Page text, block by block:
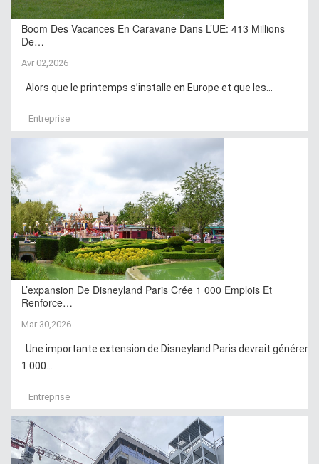
Boom Des Vacances En Caravane Dans L’UE: 413 Millions
De…
Avr 02,2026
Alors que le printemps s’installe en Europe et que les...
Entreprise
L’expansion De Disneyland Paris Crée 1 000 Emplois Et
Renforce…
Mar 30,2026
Une importante extension de Disneyland Paris devrait générer
1 000...
Entreprise